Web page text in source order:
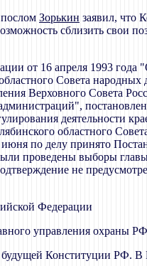
Зорькин заявил, что
сблизить свои
от 16 апреля 1993 года
Совета народных
Верховного Совета
деятельности
областного
по делу принято
проведены выборы
не
Федерации
управления охраны РФ
будущей Конституции РФ.